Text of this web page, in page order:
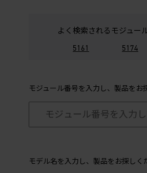
よく検索されるモジュー
5161
5174
モジュール番号を入力し、製品をお
モデル名を入力し、製品をお探しく